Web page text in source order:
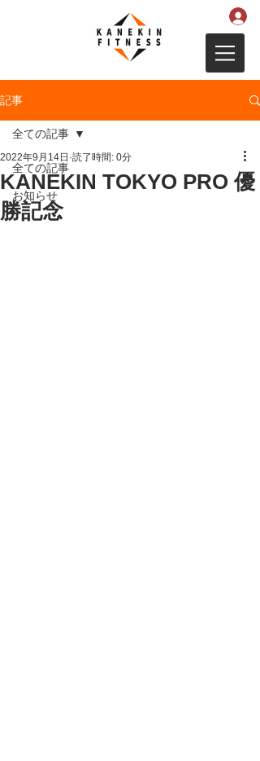
記事
全ての記事
お知らせ
全ての記事
KANEKIN TOKYO PRO 優
勝記念
2022年9月14日 読了時間: 0分